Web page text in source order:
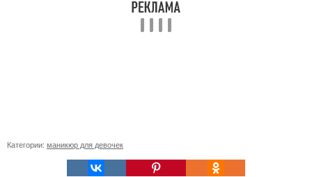
Категории: маникюр для девочек